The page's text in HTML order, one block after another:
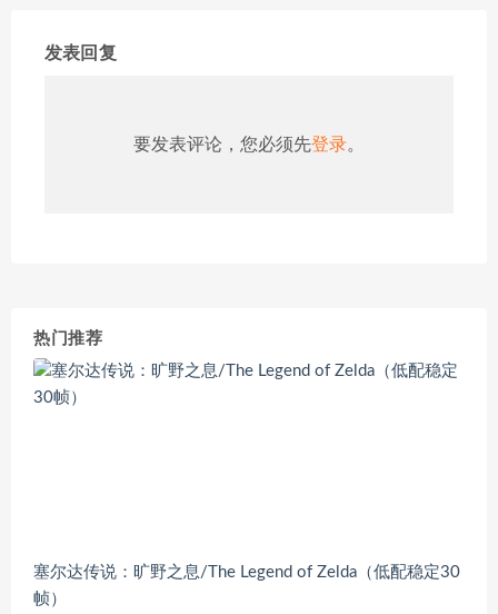
发表回复
要发表评论，您必须先登录。
热门推荐
塞尔达传说：旷野之息/The Legend of Zelda（低配稳定30
帧）